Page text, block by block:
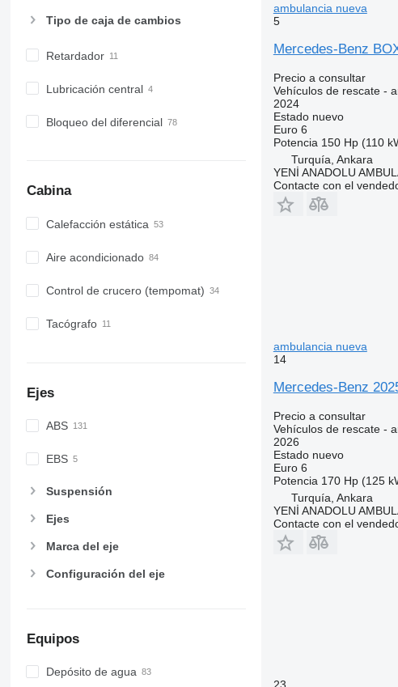
Tipo de caja de cambios
Retardador
Lubricación central
Bloqueo del diferencial
Cabina
Calefacción estática
Aire acondicionado
Control de crucero (tempomat)
Tacógrafo
Ejes
ABS
EBS
Suspensión
Ejes
Marca del eje
Configuración del eje
Equipos
Depósito de agua
ambulancia nueva
5
Mercedes-Benz
Precio a consultar
Vehículos de rescate -
2024
Estadonuevo
Euro 6
Potencia 150 Hp (110
Turquía, Ankara
YENİ ANADOLU
Contacte con el
ambulancia nueva
14
Mercedes-Benz
Precio a consultar
Vehículos de rescate -
2026
Estadonuevo
Euro 6
Potencia 170 Hp (125
Turquía, Ankara
YENİ ANADOLU
Contacte con el
23